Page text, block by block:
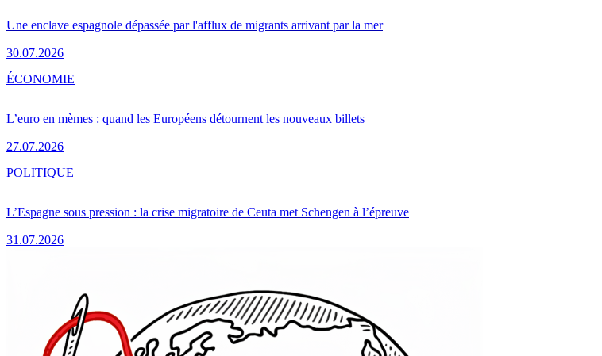
Une enclave espagnole dépassée par l'afflux de migrants arrivant par la mer
30.07.2026
L’euro en mèmes : quand les Européens détournent les nouveaux billets
27.07.2026
ÉCONOMIE
L’Espagne sous pression : la crise migratoire de Ceuta met Schengen à l’épreuve
31.07.2026
POLITIQUE